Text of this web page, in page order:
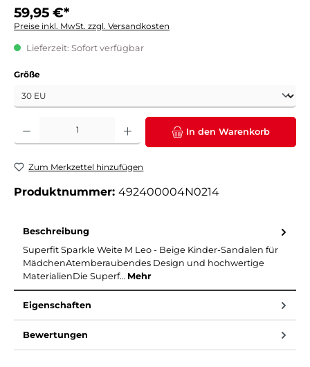
59,95 €*
Preise inkl. MwSt. zzgl. Versandkosten
Lieferzeit: Sofort verfügbar
Größeauswählen
Produkt Anzahl: Gib den gewünschten Wert ein oder benutze die Schaltflächen um
In den Warenkorb
Zum Merkzettel hinzufügen
Produktnummer: 492400004N0214
Beschreibung
Superfit Sparkle Weite M Leo - Beige Kinder-Sandalen für
MädchenAtemberaubendes Design und hochwertige
MaterialienDie Superf… Mehr
Eigenschaften
Bewertungen